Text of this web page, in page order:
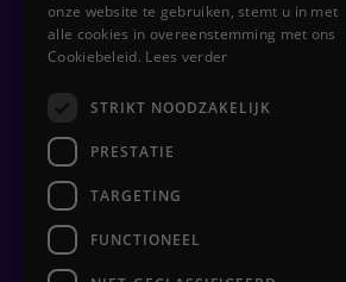
Zakelijk
Flexplekken
Hardware beheer
onze website te gebruiken, stemt u in met
alle cookies in overeenstemming met ons
Cookiebeleid. Lees verder
STRIKT NOODZAKELIJK
PRESTATIE
TARGETING
FUNCTIONEEL